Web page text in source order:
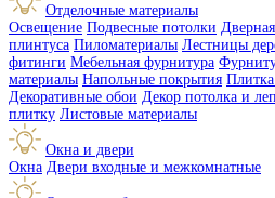
Отделочные материалы
Освещение Подвесные потолки
плинтуса Пиломатериалы Лестницы
фитинги Мебельная фурнитура
материалы Напольные покрытия
Декоративные обои Декор потолка и
плитку Листовые материалы
Окна и двери
Окна Двери входные и межкомнатные